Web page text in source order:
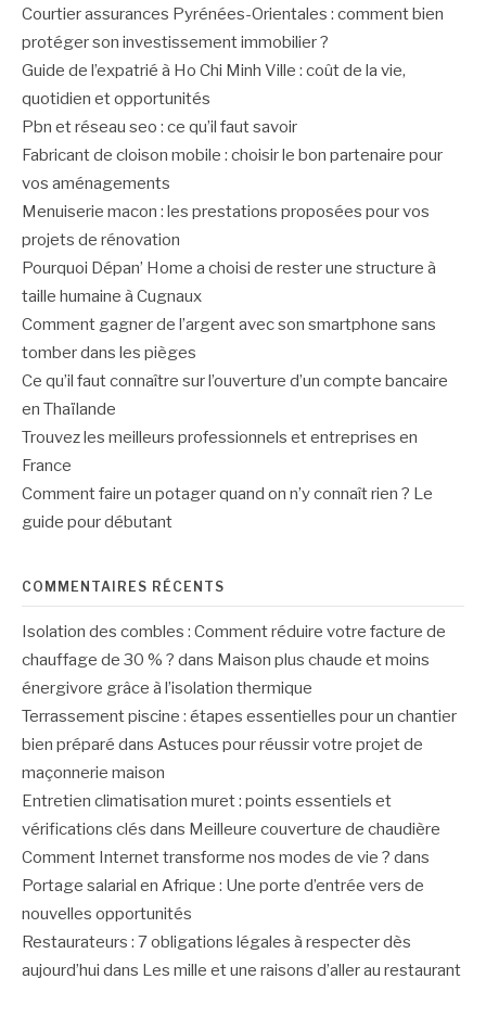
Courtier assurances Pyrénées-Orientales : comment bien
protéger son investissement immobilier ?
Guide de l’expatrié à Ho Chi Minh Ville : coût de la vie,
quotidien et opportunités
Pbn et réseau seo : ce qu’il faut savoir
Fabricant de cloison mobile : choisir le bon partenaire pour
vos aménagements
Menuiserie macon : les prestations proposées pour vos
projets de rénovation
Pourquoi Dépan’ Home a choisi de rester une structure à
taille humaine à Cugnaux
Comment gagner de l’argent avec son smartphone sans
tomber dans les pièges
Ce qu’il faut connaître sur l’ouverture d’un compte bancaire
en Thaïlande
Trouvez les meilleurs professionnels et entreprises en
France
Comment faire un potager quand on n’y connaît rien ? Le
guide pour débutant
COMMENTAIRES RÉCENTS
Isolation des combles : Comment réduire votre facture de
chauffage de 30 % ? dans Maison plus chaude et moins
énergivore grâce à l’isolation thermique
Terrassement piscine : étapes essentielles pour un chantier
bien préparé dans Astuces pour réussir votre projet de
maçonnerie maison
Entretien climatisation muret : points essentiels et
vérifications clés dans Meilleure couverture de chaudière
Comment Internet transforme nos modes de vie ? dans
Portage salarial en Afrique : Une porte d’entrée vers de
nouvelles opportunités
Restaurateurs : 7 obligations légales à respecter dès
aujourd’hui dans Les mille et une raisons d’aller au restaurant